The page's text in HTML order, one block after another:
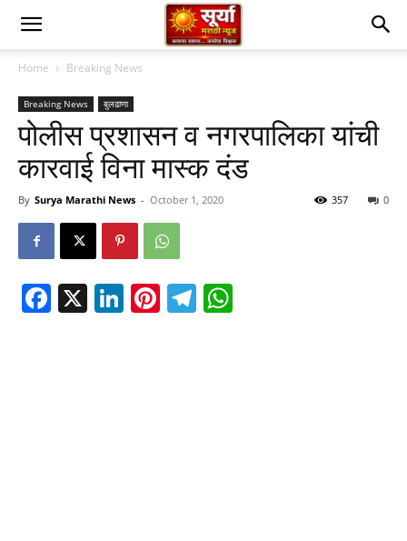
Home Breaking News
Breaking News बुलढाणा
पोलीस प्रशासन व नगरपालिका यांची
कारवाई विना मास्क दंड
By Surya Marathi News - October 1, 2020 0
357
Facebook
X LinkedIn
Pinterest
Telegram